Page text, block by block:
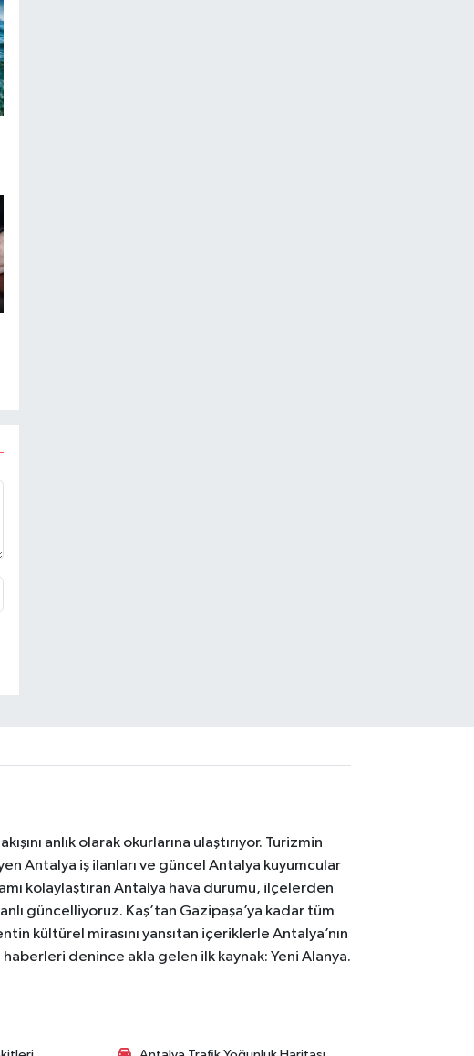
anlık olarak okurlarına ulaştırıyor. Turizmin
Antalya iş ilanları ve güncel Antalya kuyumcular
kolaylaştıran Antalya hava durumu, ilçelerden
güncelliyoruz. Kaş’tan Gazipaşa’ya kadar tüm
kültürel mirasını yansıtan içeriklerle Antalya’nın
haberleri denince akla gelen ilk kaynak: Yeni Alanya.